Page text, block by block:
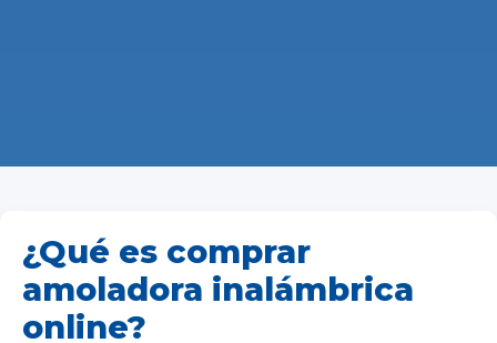
¿Qué es comprar
amoladora inalámbrica
online?